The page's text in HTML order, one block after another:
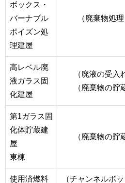
ボックス・
バーナブル
ポイズン処
理建屋
（廃棄物処理
高レベル廃
液ガラス固
化建屋
（廃液の受入
（廃棄物の貯
第1ガラス固
化体貯蔵建
屋
東棟
（廃棄物の貯
使用済燃料
（チャンネルボッ